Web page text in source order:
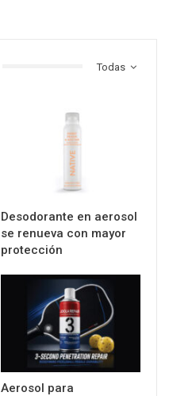
Todas
Desodorante en aerosol
se renueva con mayor
protección
Aerosol para